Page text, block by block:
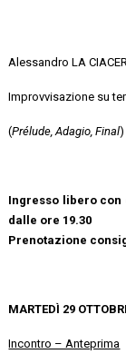
Alessandro LA
Improvvisazione su
(Prélude, Adagio, Final)
Ingresso libero con
dalle ore 19.30
Prenotazione
MARTEDÌ 29
Incontro – Anteprima